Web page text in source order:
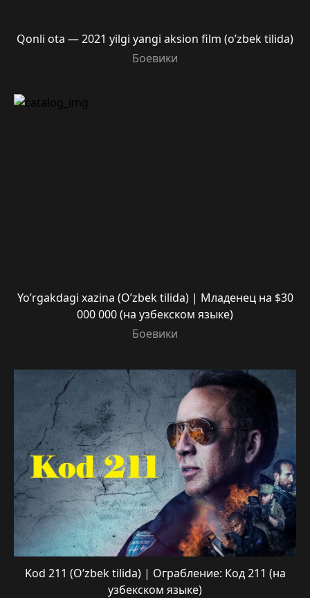
Qonli ota — 2021 yilgi yangi aksion film (o’zbek tilida)
Боевики
Yo’rgakdagi xazina (O’zbek tilida) | Младенец на $30
000 000 (на узбекском языке)
Боевики
Kod 211 (O’zbek tilida) | Ограбление: Код 211 (на
узбекском языке)